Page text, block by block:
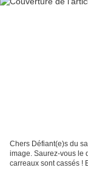
Chers Défiant(e)s du
image. Saurez-vous le
carreaux sont cassés !